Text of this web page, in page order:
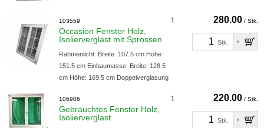
1
103559
Occasion Fenster Holz,
Isolierverglast mit Sprossen
Rahmenlicht: Breite: 107.5 cm Höhe:
151.5 cm Einbaumasse: Breite: 128.5
cm Höhe: 169.5 cm Doppelverglasung
280.00 / Stk.
Stk.
1
106906
Gebrauchtes Fenster Holz,
Isolierverglast
220.00 / Stk.
Stk.